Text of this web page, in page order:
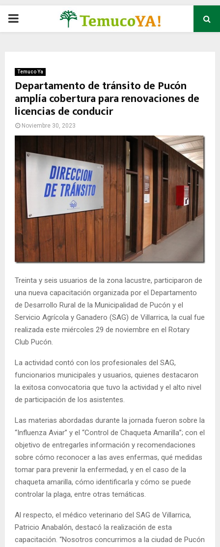
P
M
A
Y
E
N
Temuco Ya
Departamento de tránsito de Pucón
amplía cobertura para renovaciones de
licencias de conducir
Noviembre 30, 2023
Treinta y seis usuarios de la zona lacustre, participaron de
una nueva capacitación organizada por el Departamento
de Desarrollo Rural de la Municipalidad de Pucón y el
Servicio Agrícola y Ganadero (SAG) de Villarrica, la cual fue
realizada este miércoles 29 de noviembre en el Rotary
Club Pucón.
La actividad contó con los profesionales del SAG,
funcionarios municipales y usuarios, quienes destacaron
la exitosa convocatoria que tuvo la actividad y el alto nivel
de participación de los asistentes.
Las materias abordadas durante la jornada fueron sobre la
“Influenza Aviar” y el “Control de Chaqueta Amarilla”; con el
objetivo de entregarles información y recomendaciones
sobre cómo reconocer a las aves enfermas, qué medidas
tomar para prevenir la enfermedad, y en el caso de la
chaqueta amarilla, cómo identificarla y cómo se puede
controlar la plaga, entre otras temáticas.
Al respecto, el médico veterinario del SAG de Villarrica,
Patricio Anabalón, destacó la realización de esta
capacitación. “Nosotros concurrimos a la ciudad de Pucón